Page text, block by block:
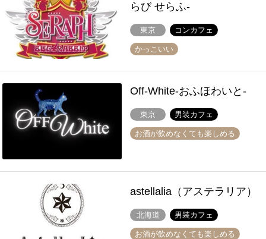
らび せらふ-
東京 コンカフェ
かっこいい
Off-White-おふほわいと-
東京 男装カフェ
お酒が飲めなくても楽しめる
astellalia（アステラリア）
北海道 男装カフェ
お酒が飲めなくても楽しめる